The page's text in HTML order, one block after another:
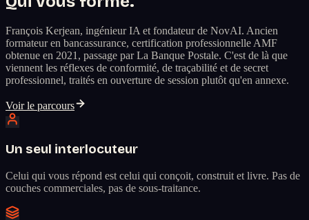
François Kerjean, ingénieur IA et fondateur de NovAI. Ancien
formateur en bancassurance, certification professionnelle AMF
obtenue en 2021, passage par La Banque Postale. C'est de là que
viennent les réflexes de conformité, de traçabilité et de secret
professionnel, traités en ouverture de session plutôt qu'en annexe.
Voir le parcours
Un seul interlocuteur
Celui qui vous répond est celui qui conçoit, construit et livre. Pas de
couches commerciales, pas de sous-traitance.